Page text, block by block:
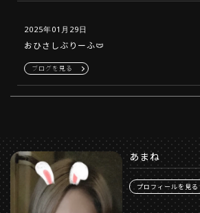
2025年01月29日
おひさしぶりーふ🩲
ブログを見る
あまね
プロフィールを見る